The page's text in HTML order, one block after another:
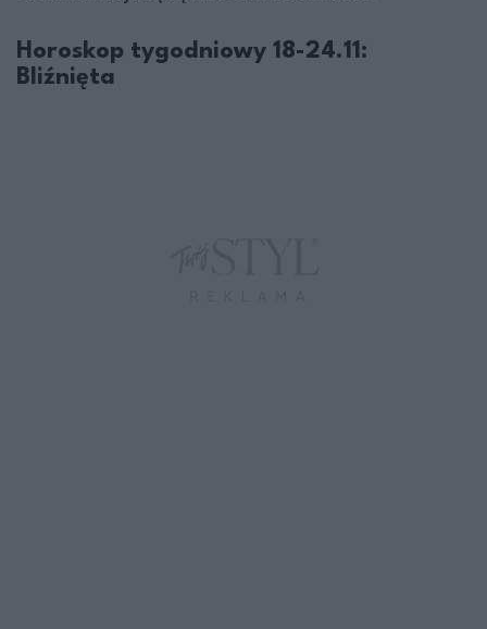
Horoskop tygodniowy 18-24.11:
Bliźnięta